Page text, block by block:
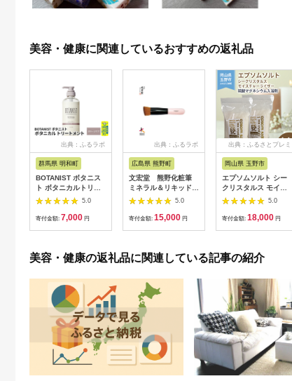
美容・健康に関連しているおすすめの返礼品
出典：ふるラボ
群馬県 明和町
BOTANIST ボタニス
ト ボタニカルトリー
トメント 単品【ダメ
5.0
寄付金額: 7,000 円
出典：ふるラボ
広島県 熊野町
文宏堂 熊野化粧筆
ミネラル＆リキッドフ
ァンデ用ブラシ
5.0
寄付金額: 15,000 円
出典：ふるさとプレミ
アム
岡山県 玉野市
エプソムソルト シー
クリスタルス モイス
チャーライザー 入浴
剤 2.2kg×2個
5.0
寄付金額: 18,000 円
美容・健康の返礼品に関連している記事の紹介